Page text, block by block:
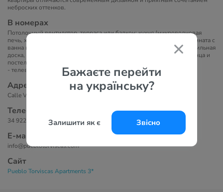
Бажаєте перейти
на українську?
Залишити як є Звісно
неброских оттенков.
В номерах
Потолочный вентилятор, терраса или балкон; кухня (микроволновая
печь, холодильник, тостер, чайник, столовые приборы), ванная комната с
ванна или душем, фен, сейф (платно), спутниковое ТВ, утюг и гладильная
доска, 2 одноместные кровати и софа, стиральная машина, полотенца и
постельное белье, бесплатный Wi-fi.
- телевизор; - DVD-плеер.
Адрес
Calle Valencia, 3, 38670 Adeje, Santa Cruz de Tenerife, Испания
Телефоны
34 922 71 96 14
Е-маil
info@pueblotorviscas.com
Сайт
Pueblo Torviscas Apartments 3*